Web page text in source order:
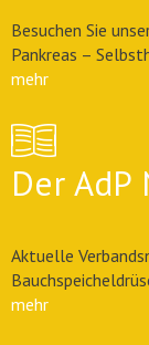
Besuchen Sie
Pankreas –
mehr
Der
Aktuelle
mehr